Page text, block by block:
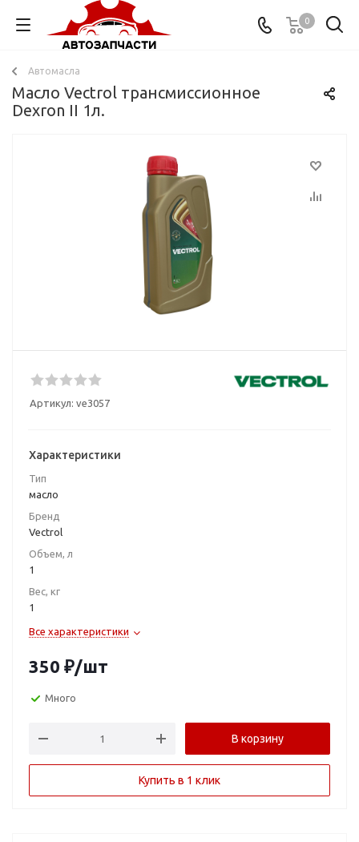
0
Автомасла
Масло Vectrol трансмиссионное
Dexron II 1л.
Артикул: ve3057
Характеристики
Тип
масло
Бренд
Vectrol
Объем, л
1
Вес, кг
1
Все характеристики
350 ₽/шт
Много
В корзину
Купить в 1 клик